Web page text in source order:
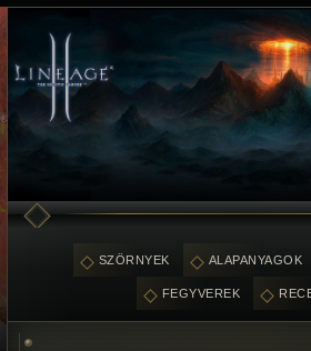
SZÖRNYEK ALAPANYAGOK
FEGYVEREK